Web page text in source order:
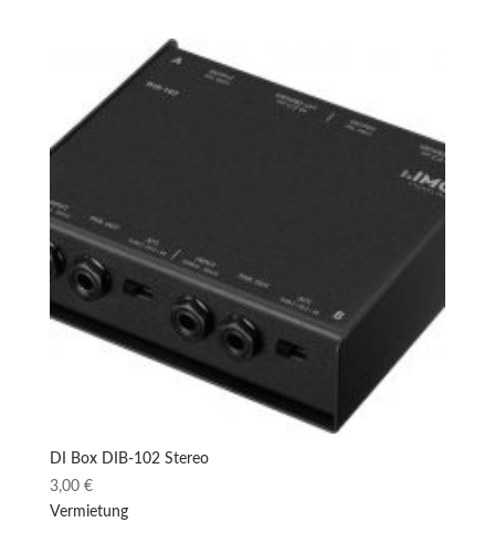
DI Box DIB-102 Stereo
3,00 €
Vermietung